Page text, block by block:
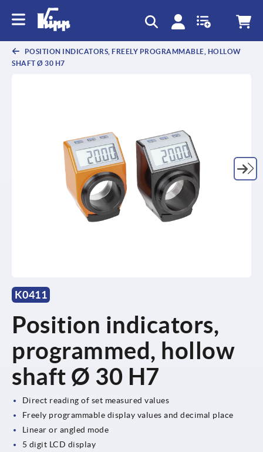
POSITION INDICATORS, FREELY PROGRAMMABLE, HOLLOW
SHAFT Ø 30 H7
K0411
Position indicators,
programmed, hollow
shaft Ø 30 H7
Direct reading of set measured values
Freely programmable display values and decimal place
Linear or angled mode
5 digit LCD display